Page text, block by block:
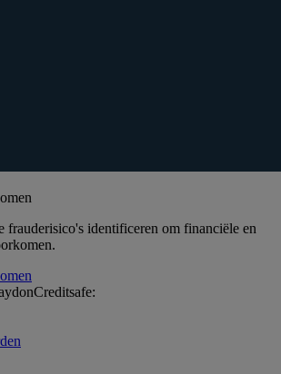
frauderisico's identificeren om financiële en